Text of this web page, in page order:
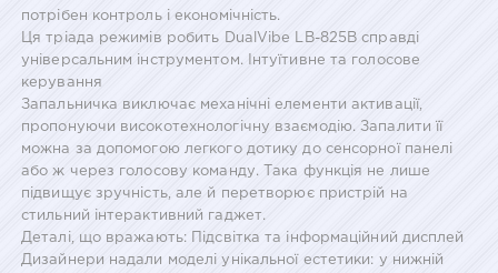
потрібен контроль і економічність.
Ця тріада режимів робить DualVibe LB-825B справді
універсальним інструментом. Інтуїтивне та голосове
керування
Запальничка виключає механічні елементи активації,
пропонуючи високотехнологічну взаємодію. Запалити її
можна за допомогою легкого дотику до сенсорної панелі
або ж через голосову команду. Така функція не лише
підвищує зручність, але й перетворює пристрій на
стильний інтерактивний гаджет.
Деталі, що вражають: Підсвітка та інформаційний дисплей
Дизайнери надали моделі унікальної естетики: у нижній